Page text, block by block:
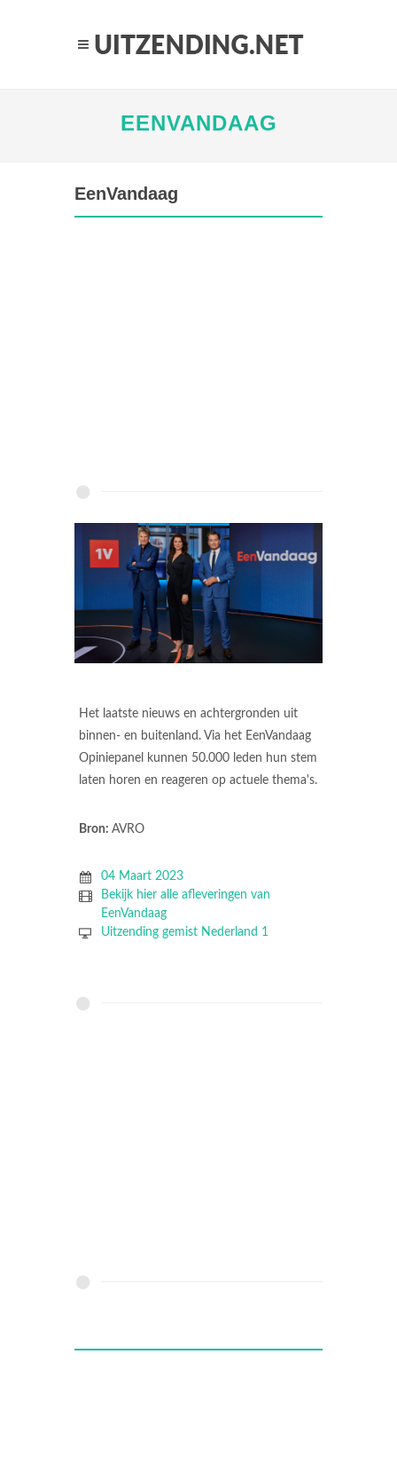
EENVANDAAG
EenVandaag
Het laatste nieuws en achtergronden uit
binnen- en buitenland. Via het EenVandaag
Opiniepanel kunnen 50.000 leden hun stem
laten horen en reageren op actuele thema's.
Bron: AVRO
04 Maart 2023
Bekijk hier alle afleveringen van
EenVandaag
Uitzending gemist Nederland 1